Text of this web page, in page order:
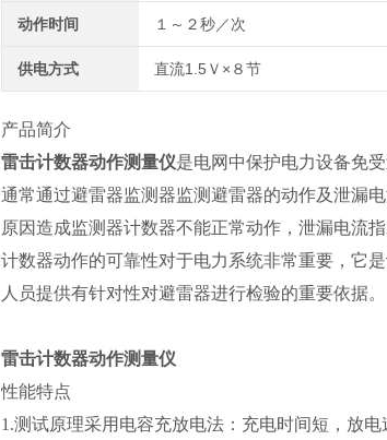
动作时间 １～２秒／次
供电方式 直流1.5Ｖ×８节
产品简介
雷击计数器动作测量仪是电网中保护电力设备免
通常通过避雷器监测器监测避雷器的动作及泄漏
原因造成监测器计数器不能正常动作，泄漏电流
计数器动作的可靠性对于电力系统非常重要，它
人员提供有针对性对避雷器进行检验的重要依据。
雷击计数器动作测量仪
性能特点
1.测试原理采用电容充放电法：充电时间短，放电